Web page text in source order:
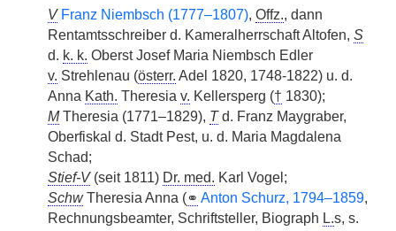
V Franz Niembsch (1777–1807), Offz., dann
Rentamtsschreiber d. Kameralherrschaft Altofen, S
d. k. k. Oberst Josef Maria Niembsch Edler
v. Strehlenau (österr. Adel 1820, 1748-1822) u. d.
Anna Kath. Theresia v. Kellersperg († 1830);
MTheresia (1771–1829), Td. Franz Maygraber,
Oberfiskal d. Stadt Pest, u. d. Maria Magdalena
Schad;
Stief-V(seit 1811) Dr. med. Karl Vogel;
SchwTheresia Anna (⚭ Anton Schurz, 1794–1859,
Rechnungsbeamter, Schriftsteller, Biograph L.s, s.